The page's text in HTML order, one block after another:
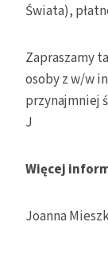
Świata),
Zapraszamy
osoby z w/w
przynajmniej
J
Więcej
Joanna